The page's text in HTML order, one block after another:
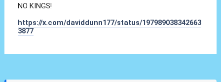
NO KINGS!
https://x.com/daviddunn177/status/197989038342663
3877